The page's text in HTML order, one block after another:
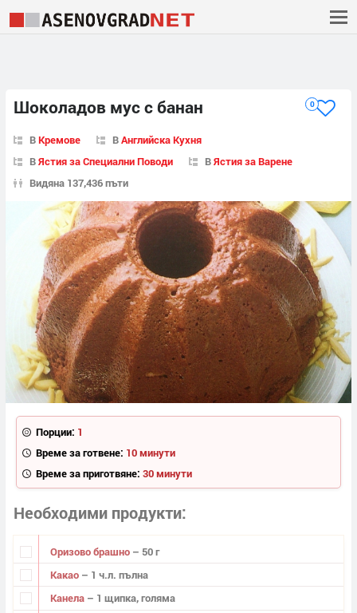
Шоколадов мус с банан 0
ВКремове ВАнглийска Кухня
ВЯстия за Специални Поводи ВЯстия за Варене
Видяна 137,436 пъти
Порции: 1
Време за готвене: 10 минути
Време за приготвяне: 30 минути
Необходими продукти
Оризово брашно – 50 г
Какао – 1 ч.л. пълна
Канела – 1 щипка, голяма